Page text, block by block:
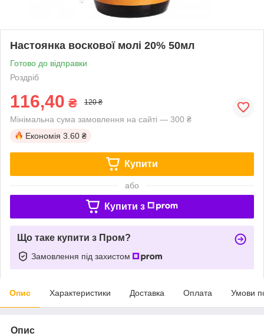
Настоянка воскової молі 20% 50мл
Готово до відправки
Роздріб
116,40 ₴ 120 ₴
Мінімальна сума замовлення на сайті — 300 ₴
Економія 3.60 ₴
Купити
або
Купити з
Що таке купити з Пром?
Замовлення під захистом
Опис Характеристики Доставка Оплата Умови
Опис